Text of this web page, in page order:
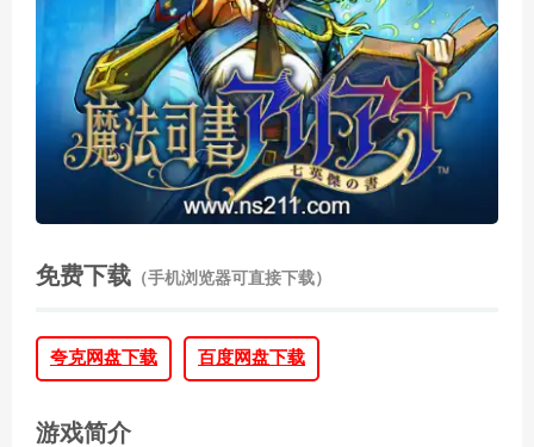
免费下载 （手机浏览器可直接下载）
夸克网盘下载 百度网盘下载
游戏简介